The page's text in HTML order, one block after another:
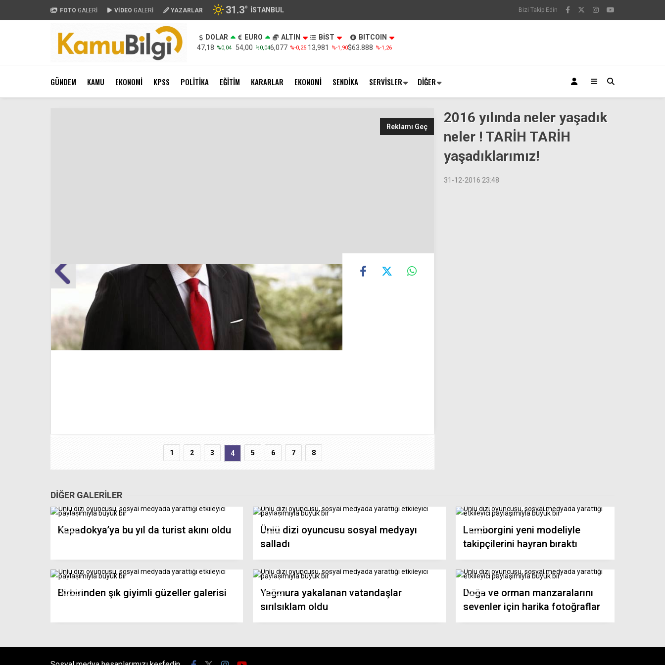
FOTO GALERİ VİDEO GALERİ YAZARLAR 31.3° İSTANBUL Bizi Takip Edin
DOLAR
47,18 %0,04
EURO
54,00 %0,04
ALTIN
6,077 %-0,25
BİST
13,981
%-1,90
BITCOIN
$63.888 %-1,26
GÜNDEM KAMU EKONOMİ KPSS POLİTİKA EĞİTİM KARARLAR EKONOMİ SENDİKA SERVİSLER DİĞER
Reklamı Geç
1 2 3 4 5 6 7 8
2016 yılında neler yaşadık
neler ! TARİH TARİH
yaşadıklarımız!
31-12-2016 23:48
DİĞER GALERİLER
Kapadokya’ya bu yıl da turist akını oldu
Ünlü dizi oyuncusu sosyal medyayı
salladı
Lamborgini yeni modeliyle
takipçilerini hayran bıraktı
Birbirinden şık giyimli güzeller galerisi
Yağmura yakalanan vatandaşlar
sırılsıklam oldu
Doğa ve orman manzaralarını
sevenler için harika fotoğraflar